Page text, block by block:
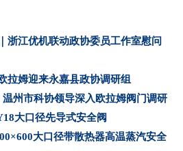
浙江优机联动政协委员工作室慰问
拉姆迎来永嘉县政协调研组
州市科协领导深入欧拉姆阀门调研
大口径先导式安全阀
大口径带散热器高温蒸汽安全